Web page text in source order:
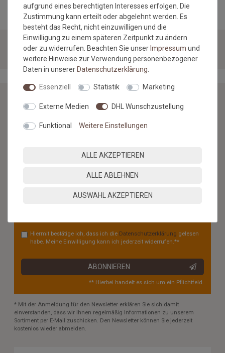
170X240 CM VON LIVING FLOOR GMBH
und erfahren Sie von den neuesten Produkten als
NACHNAME
Hiermit bestätige ich, dass ich die Daten­schutz­erklärung gelesen
habe. Meine Einwilligung kann ich jederzeit widerrufen.**
ABONNIEREN
** Hierbei handelt es sich um ein Pflichtfeld.
* Mit der Anmeldung für den Newsletter erklären Sie sich damit
einverstanden, dass wir Ihnen regelmäßig Informationen zu unserem
Sortiment per E-Mail zuschicken. Den Newsletter können Sie jederzeit
kostenlos wieder abmelden.
aufgrund eines berechtigten Interesses erfolgen. Die
Zustimmung kann erteilt oder abgelehnt werden. Es
besteht das Recht, nicht einzuwilligen und die
Einwilligung zu einem späteren Zeitpunkt zu ändern
oder zu widerrufen. Beachten Sie unser Impressum und
weitere Hinweise zur Verwendung personenbezogener
Daten in unserer Daten­schutz­erklärung
Essenziell Statistik Marketing
Externe Medien DHL Wunschzustellung
Funktional Weitere Einstellungen
ALLE AKZEPTIEREN
ALLE ABLEHNEN
AUSWAHL AKZEPTIEREN